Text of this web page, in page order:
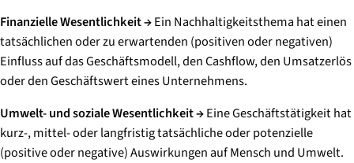
​Finanzielle Wesentlichkeit →​ Ein Nachhaltigkeitsthema hat einen
tatsächlichen oder zu erwartenden (positiven oder negativen)
Einfluss auf das Geschäftsmodell, den Cashflow, den Umsatzerlös
oder den Geschäftswert eines Unternehmens.
Umwelt- und sozialeWesentlichkeit →​Eine Geschäftstätigkeit hat
kurz-, mittel- oder langfristig tatsächliche oder potenzielle
(positive oder negative) Auswirkungen auf Mensch und Umwelt.